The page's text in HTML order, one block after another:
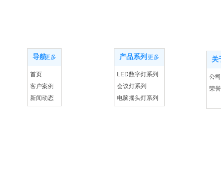
导航更多
首页
客户案例
新闻动态
产品系列 更多
LED数字灯系列
会议灯系列
电脑摇头灯系列
关
公
荣